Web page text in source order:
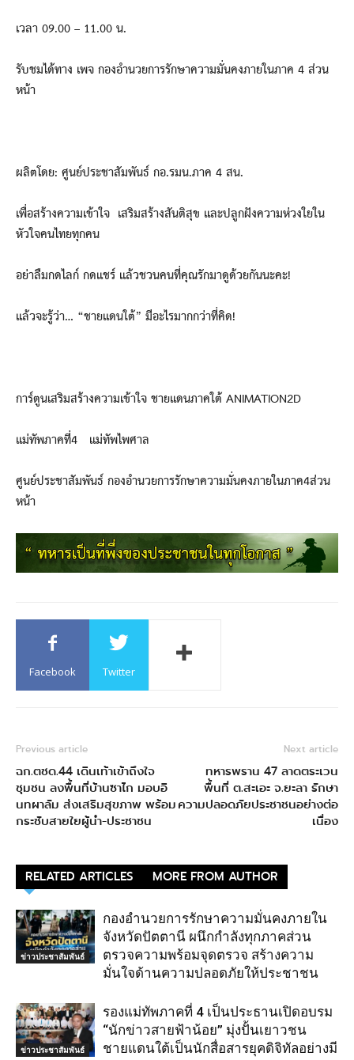
เวลา 09.00 – 11.00 น.
รับชมได้ทาง เพจ กองอำนวยการรักษาความมั่นคงภายในภาค 4 ส่วน
หน้า
ผลิตโดย: ศูนย์ประชาสัมพันธ์ กอ.รมน.ภาค 4 สน.
เพื่อสร้างความเข้าใจ เสริมสร้างสันติสุข และปลูกฝังความห่วงใยใน
หัวใจคนไทยทุกคน
อย่าลืมกดไลก์ กดแชร์ แล้วชวนคนที่คุณรักมาดูด้วยกันนะคะ!
แล้วจะรู้ว่า… “ชายแดนใต้” มีอะไรมากกว่าที่คิด!
การ์ตูนเสริมสร้างความเข้าใจ ชายแดนภาคใต้ ANIMATION2D
แม่ทัพภาคที่4 แม่ทัพไพศาล
ศูนย์ประชาสัมพันธ์ กองอำนวยการรักษาความมั่นคงภายในภาค4ส่วน
หน้า
Facebook Twitter
Previous article
ฉก.ตชด.44 เดินเท้าเข้าถึงใจ
ชุมชน ลงพื้นที่บ้านซาไก มอบอิ
นทผาลัม ส่งเสริมสุขภาพ พร้อม
กระชับสายใยผู้นำ-ประชาชน
Next article
ทหารพราน 47 ลาดตระเวน
พื้นที่ ต.สะเอะ จ.ยะลา รักษา
ความปลอดภัยประชาชนอย่างต่อ
เนื่อง
RELATED ARTICLES MORE FROM AUTHOR
ข่าวประชาสัมพันธ์
กองอำนวยการรักษาความมั่นคงภายใน
จังหวัดปัตตานี ผนึกกำลังทุกภาคส่วน
ตรวจความพร้อมจุดตรวจ สร้างความ
มั่นใจด้านความปลอดภัยให้ประชาชน
ข่าวประชาสัมพันธ์
รองแม่ทัพภาคที่ 4 เป็นประธานเปิดอบรม
“นักข่าวสายฟ้าน้อย” มุ่งปั้นเยาวชน
ชายแดนใต้เป็นนักสื่อสารยุคดิจิทัลอย่างมี